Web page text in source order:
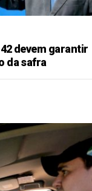
devem garantir
da safra